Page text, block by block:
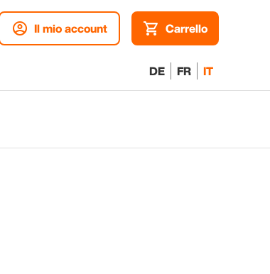
Il mio account Carrello
DE FR IT